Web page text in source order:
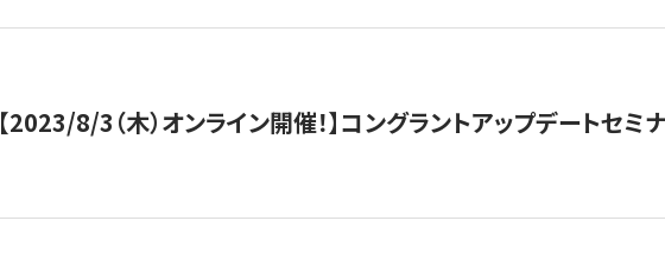
【2023/8/3（木）オンライン開催！】コングラントアップデートセ